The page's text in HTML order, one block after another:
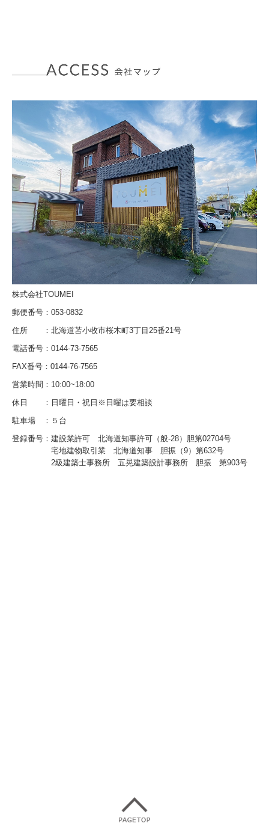
株式会社TOUMEI
郵便番号：053-0832
住所 ：北海道苫小牧市桜木町3丁目25番21号
電話番号： 0144-73-7565
FAX番号： 0144-76-7565
営業時間：10:00~18:00
休日 ：日曜日・祝日※日曜は要相談
駐車場 ：５台
登録番号：建設業許可 北海道知事許可（般-28）胆第02704号
宅地建物取引業 北海道知事 胆振（9）第632号
2級建築士事務所 五晃建築設計事務所 胆振 第903号